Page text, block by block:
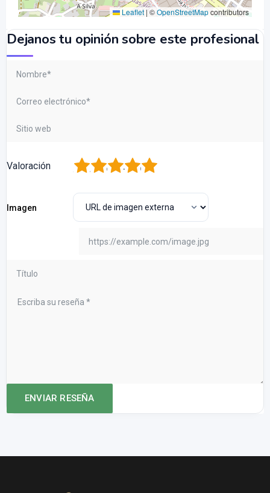
Leaflet |©OpenStreetMapcontributors
Dejanos tu opinión sobre este profesional
Valoración 5
4
3
2
Imagen